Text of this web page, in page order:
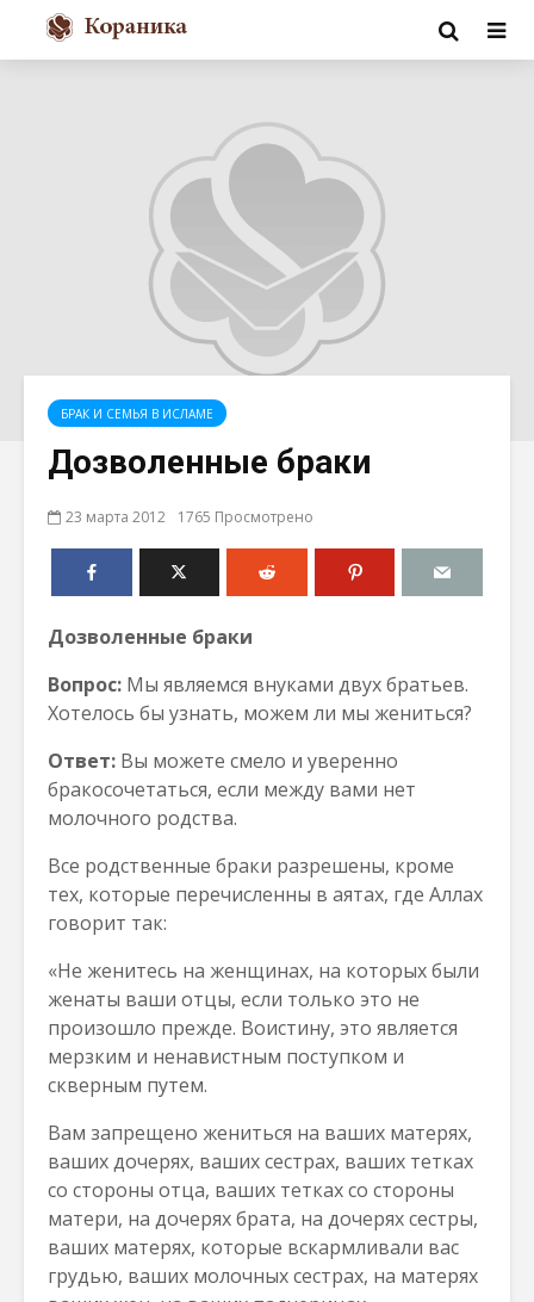
БРАК И СЕМЬЯ В ИСЛАМЕ
Дозволенные браки
23 марта 2012 1765 Просмотрено
Дозволенные браки
Вопрос: Мы являемся внуками двух братьев.
Хотелось бы узнать, можем ли мы жениться?
Ответ: Вы можете смело и уверенно
бракосочетаться, если между вами нет
молочного родства.
Все родственные браки разрешены, кроме
тех, которые перечисленны в аятах, где Аллах
говорит так:
«Не женитесь на женщинах, на которых были
женаты ваши отцы, если только это не
произошло прежде. Воистину, это является
мерзким и ненавистным поступком и
скверным путем.
Вам запрещено жениться на ваших матерях,
ваших дочерях, ваших сестрах, ваших тетках
со стороны отца, ваших тетках со стороны
матери, на дочерях брата, на дочерях сестры,
ваших матерях, которые вскармливали вас
грудью, ваших молочных сестрах, на матерях